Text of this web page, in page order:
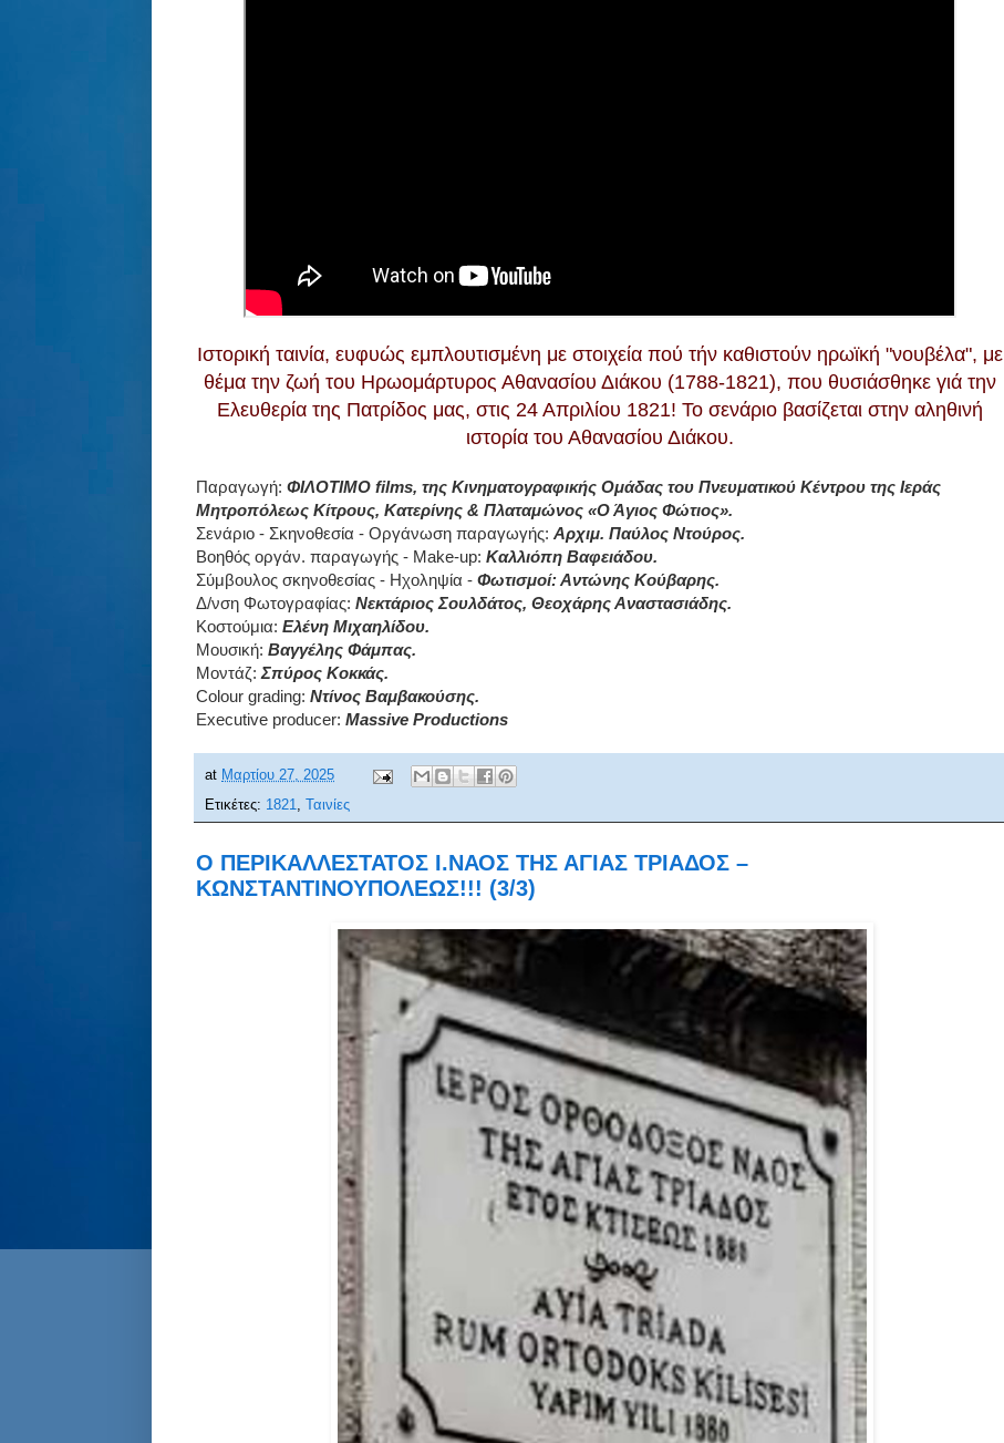
Ιστορική ταινία, ευφυώς εμπλουτισμένη με στοιχεία πού τήν καθιστούν ηρωϊκή "νουβέλα", με
θέμα την ζωή του Ηρωομάρτυρος Αθανασίου Διάκου (1788-1821), που θυσιάσθηκε γιά την
Ελευθερία της Πατρίδος μας, στις 24 Απριλίου 1821! Το σενάριο βασίζεται στην αληθινή
ιστορία του Αθανασίου Διάκου.
Παραγωγή: ΦΙΛΟΤΙΜΟ films, της Κινηματογραφικής Ομάδας του Πνευματικού Κέντρου της Ιεράς
Μητροπόλεως Κίτρους, Κατερίνης & Πλαταμώνος «Ο Άγιος Φώτιος».
Σενάριο - Σκηνοθεσία - Οργάνωση παραγωγής: Αρχιμ. Παύλος Ντούρος.
Βοηθός οργάν. παραγωγής - Make-up: Καλλιόπη Βαφειάδου.
Σύμβουλος σκηνοθεσίας - Ηχοληψία - Φωτισμοί: Αντώνης Κούβαρης.
Δ/νση Φωτογραφίας: Νεκτάριος Σουλδάτος, Θεοχάρης Αναστασιάδης.
Κοστούμια: Ελένη Μιχαηλίδου.
Μουσική: Βαγγέλης Φάμπας.
Μοντάζ: Σπύρος Κοκκάς.
Colour grading: Ντίνος Βαμβακούσης.
Executive producer: Massive Productions
at Μαρτίου 27, 2025
Ετικέτες: 1821, Ταινίες
Ο ΠΕΡΙΚΑΛΛΕΣΤΑΤΟΣ Ι.ΝΑΟΣ ΤΗΣ ΑΓΙΑΣ ΤΡΙΑΔΟΣ –
ΚΩΝΣΤΑΝΤΙΝΟΥΠΟΛΕΩΣ!!! (3/3)